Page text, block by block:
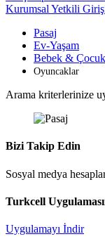
Kurumsal Yetkili
Pasaj
Ev-Yaşam
Bebek & Çocuk
Oyuncaklar
Arama kriterlerinize
Bizi Takip Edin
Sosyal medya
Turkcell
Uygulamayı İndir